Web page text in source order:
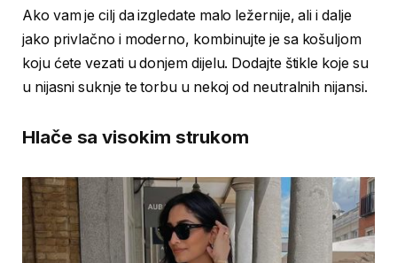
Ako vam je cilj da izgledate malo ležernije, ali i dalje
jako privlačno i moderno, kombinujte je sa košuljom
koju ćete vezati u donjem dijelu. Dodajte štikle koje su
u nijasni suknje te torbu u nekoj od neutralnih nijansi.
Hlače sa visokim strukom